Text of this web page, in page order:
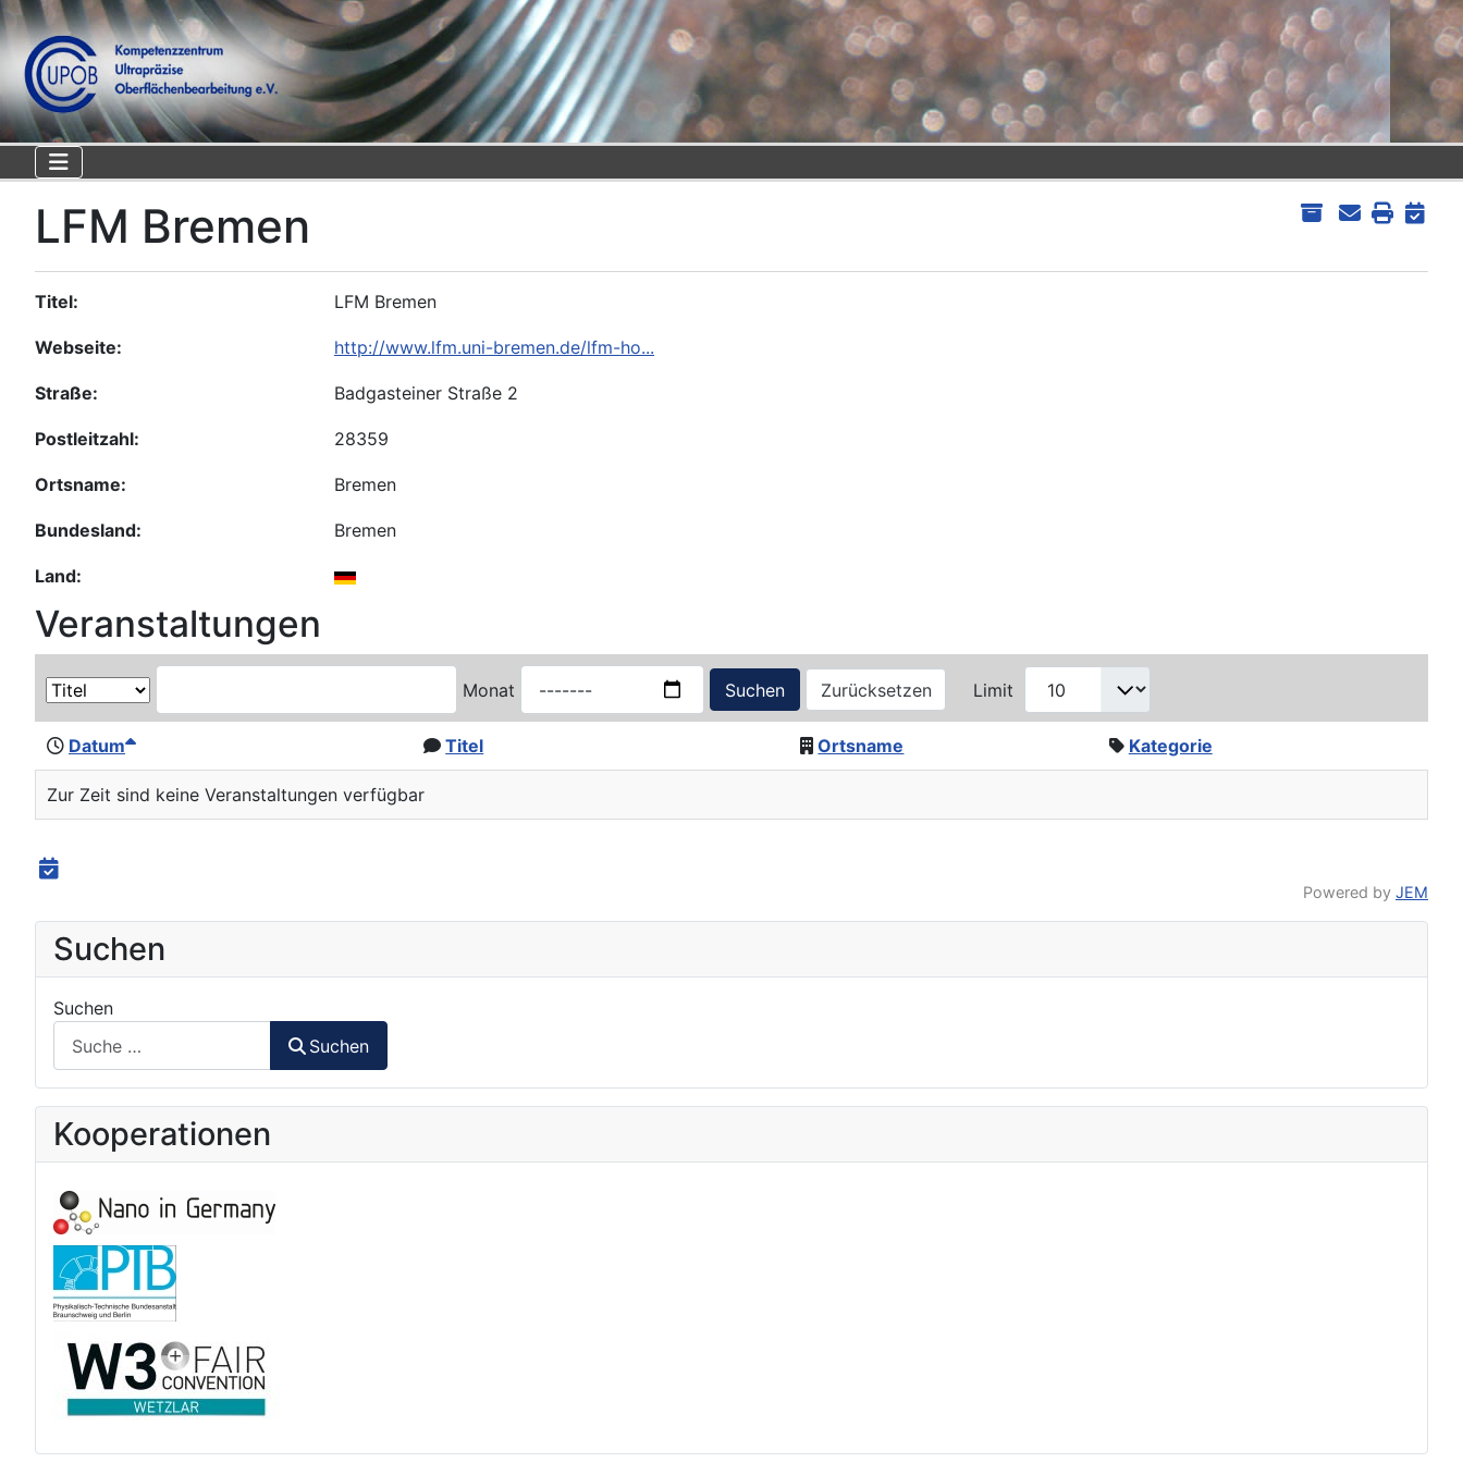
LFM Bremen
Titel: LFM Bremen
Webseite: http://www.lfm.uni-bremen.de/lfm-ho...
Straße: Badgasteiner Straße 2
Postleitzahl: 28359
Ortsname: Bremen
Bundesland: Bremen
Land:
Veranstaltungen
Monat Suchen Zurücksetzen Limit
Datum Titel Ortsname Kategorie
Zur Zeit sind keine Veranstaltungen verfügbar
Powered by JEM
Suchen
Suchen
Suchen
Kooperationen